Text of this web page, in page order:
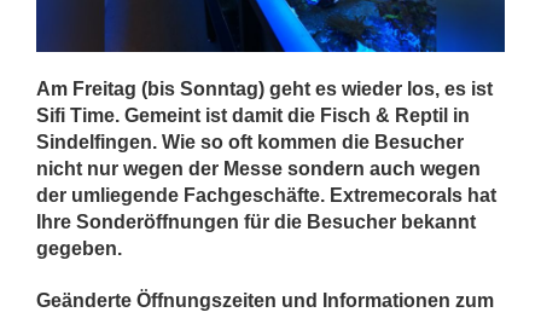
Am Freitag (bis Sonntag) geht es wieder los, es ist
Sifi Time. Gemeint ist damit die Fisch & Reptil in
Sindelfingen. Wie so oft kommen die Besucher
nicht nur wegen der Messe sondern auch wegen
der umliegende Fachgeschäfte. Extremecorals hat
Ihre Sonderöffnungen für die Besucher bekannt
gegeben.
Geänderte Öffnungszeiten und Informationen zum